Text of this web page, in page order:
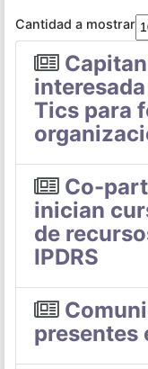
Cantidad a mostrar
Tics para
Co-
inician
de
IPDRS
presentes